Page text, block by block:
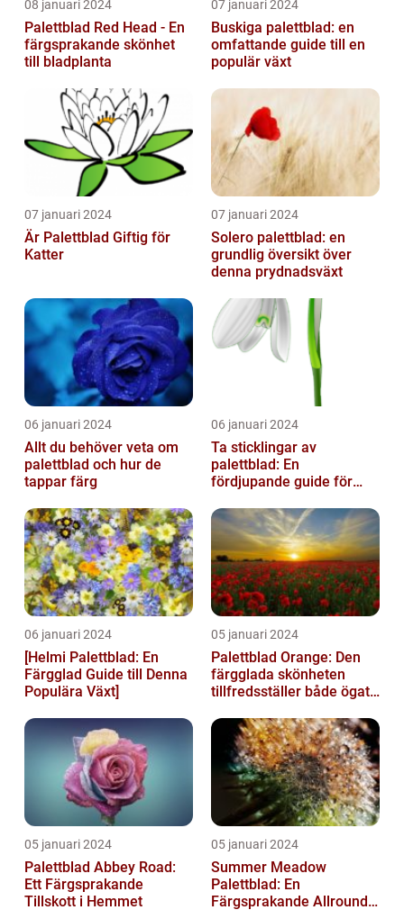
08 januari 2024
Palettblad Red Head - En
färgsprakande skönhet
till bladplanta
07 januari 2024
Buskiga palettblad: en
omfattande guide till en
populär växt
07 januari 2024
Är Palettblad Giftig för
Katter
07 januari 2024
Solero palettblad: en
grundlig översikt över
denna prydnadsväxt
06 januari 2024
Allt du behöver veta om
palettblad och hur de
tappar färg
06 januari 2024
Ta sticklingar av
palettblad: En
fördjupande guide för
06 januari 2024
[Helmi Palettblad: En
Färgglad Guide till Denna
Populära Växt]
05 januari 2024
Palettblad Orange: Den
färgglada skönheten
tillfredsställer både ögat
05 januari 2024
Palettblad Abbey Road:
Ett Färgsprakande
Tillskott i Hemmet
05 januari 2024
Summer Meadow
Palettblad: En
Färgsprakande Allround-